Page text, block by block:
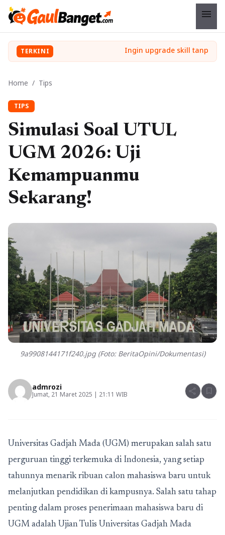
menu
TERKINI
Home / Tips
TIPS
Simulasi Soal UTUL
UGM 2026: Uji
Kemampuanmu
Sekarang!
9a9908144171f240.jpg (Foto: BeritaOpini/Dokumentasi)
admrozi
Jumat, 21 Maret 2025 | 21:11 WIB share bookmark
Universitas Gadjah Mada (UGM) merupakan salah satu
perguruan tinggi terkemuka di Indonesia, yang setiap
tahunnya menarik ribuan calon mahasiswa baru untuk
melanjutkan pendidikan di kampusnya. Salah satu tahap
penting dalam proses penerimaan mahasiswa baru di
UGM adalah Ujian Tulis Universitas Gadjah Mada